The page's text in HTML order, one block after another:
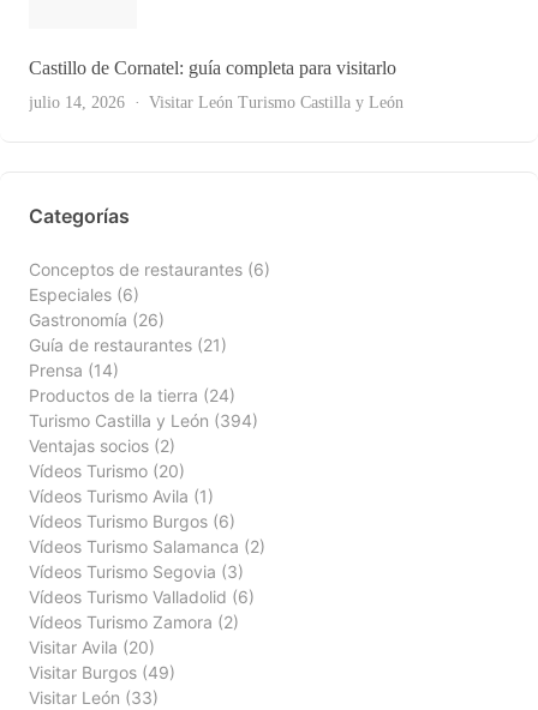
Castillo de Cornatel: guía completa para visitarlo
julio 14, 2026 Visitar León Turismo Castilla y León
Ver Todas
Categorías
Conceptos de restaurantes (6)
Especiales (6)
Gastronomía (26)
Guía de restaurantes (21)
Prensa (14)
Productos de la tierra (24)
Turismo Castilla y León (394)
Ventajas socios (2)
Vídeos Turismo (20)
Vídeos Turismo Avila (1)
Vídeos Turismo Burgos (6)
Vídeos Turismo Salamanca (2)
Vídeos Turismo Segovia (3)
Vídeos Turismo Valladolid (6)
Vídeos Turismo Zamora (2)
Visitar Avila (20)
Visitar Burgos (49)
Visitar León (33)